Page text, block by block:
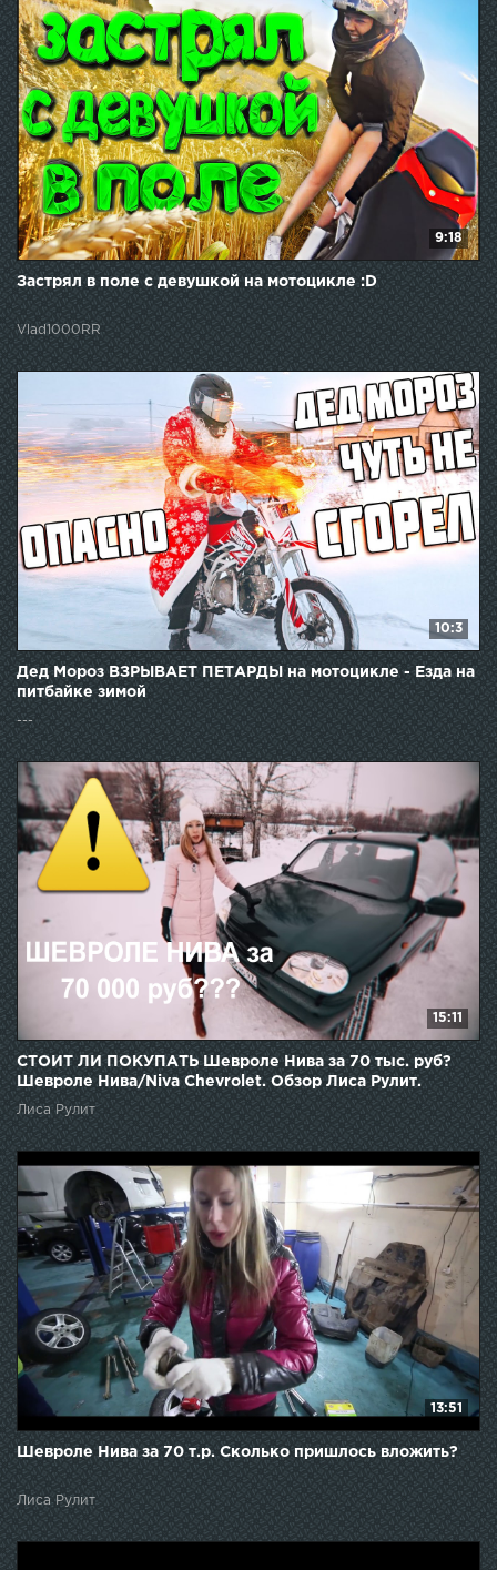
9:18
Застрял в поле с девушкой на мотоцикле :D
Vlad1000RR
10:3
Дед Мороз ВЗРЫВАЕТ ПЕТАРДЫ на мотоцикле - Езда на
питбайке зимой
---
15:11
СТОИТ ЛИ ПОКУПАТЬ Шевроле Нива за 70 тыс. руб?
Шевроле Нива/Niva Chevrolet. Обзор Лиса Рулит.
Лиса Рулит
13:51
Шевроле Нива за 70 т.р. Сколько пришлось вложить?
Лиса Рулит